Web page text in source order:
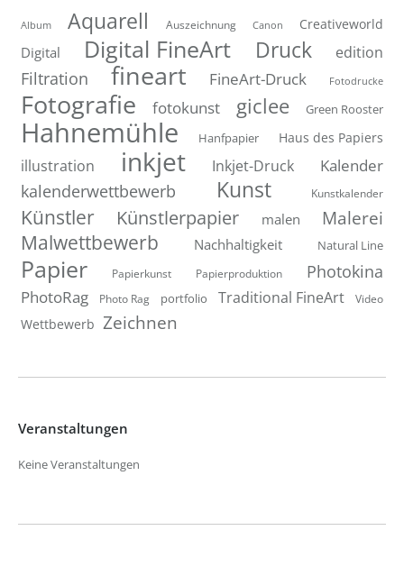
Album Aquarell Auszeichnung Canon Creativeworld
Digital Digital FineArt Druck edition
Filtration fineart FineArt-Druck Fotodrucke
Fotografie fotokunst giclee Green Rooster
Hahnemühle Hanfpapier Haus des Papiers
illustration inkjet Inkjet-Druck Kalender
kalenderwettbewerb Kunst Kunstkalender
Künstler Künstlerpapier malen Malerei
Malwettbewerb Nachhaltigkeit Natural Line
Papier Papierkunst Papierproduktion Photokina
PhotoRag Photo Rag portfolio Traditional FineArt Video
Wettbewerb Zeichnen
Veranstaltungen
Keine Veranstaltungen